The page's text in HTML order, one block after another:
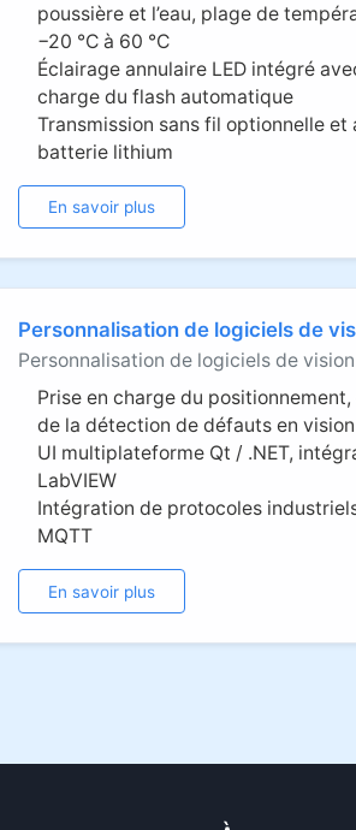
poussière et l’eau, plage de
−20 °C à 60 °C
Éclairage annulaire LED intégré
charge du flash automatique
Transmission sans fil optionnelle
batterie lithium
En savoir plus
Personnalisation de logiciels de
Personnalisation de logiciels de
Prise en charge du
de la détection de défauts en
UI multiplateforme Qt / .NET,
LabVIEW
Intégration de protocoles
MQTT
En savoir plus